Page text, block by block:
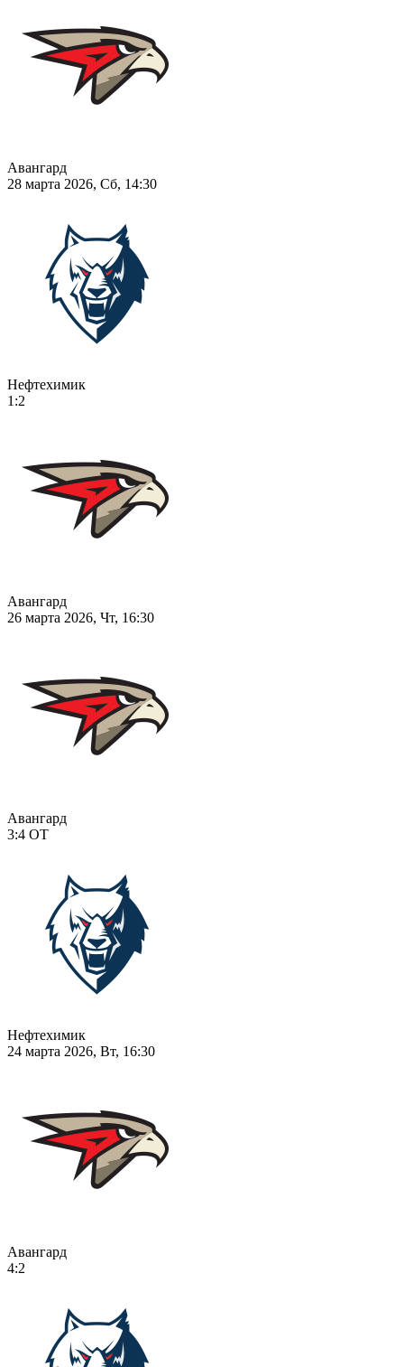
Авангард
28 марта 2026, Сб, 14:30
Нефтехимик
1:2
Авангард
26 марта 2026, Чт, 16:30
Авангард
3:4 ОТ
Нефтехимик
24 марта 2026, Вт, 16:30
Авангард
4:2